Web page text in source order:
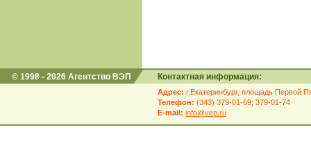
© 1998 - 2026 Агентство ВЭП Контактная информация:
Адрес: г.Екатеринбург, площадь Первой
Телефон: (343) 379-01-69; 379-01-74
E-mail: info@vep.ru